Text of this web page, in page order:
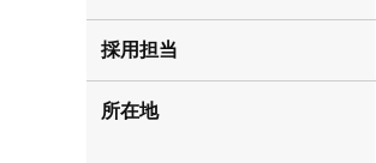
採用担当
所在地